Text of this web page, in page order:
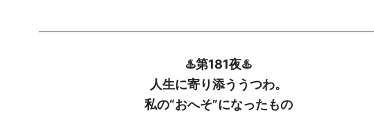
♨️第181夜♨️
人生に寄り添ううつわ。
私の“おへそ”になったもの